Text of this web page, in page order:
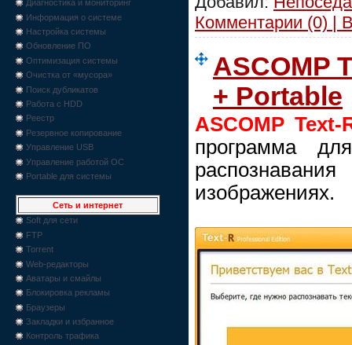
Диагностика и мониторинг
Информация о системе
Настройка системы
Обновление ПО
Оптимизация системы
Очистка от «мусора»
Поиск дубликатов
Работа с HDD
Реестр
Резервное копирование
Управление USB
Управление работой ОС
Portable для системы
Сеть и интернет
Soft для сети
FTP
Torrent
Web-редакторы
Аватары и смайлы
Блокировка рекламы
Браузеры
Закладки и избранное
Контроль трафика
Комментарии (0) |
ASCOMP
+ Portable
ASCOMP Text-
программа
изображениях.